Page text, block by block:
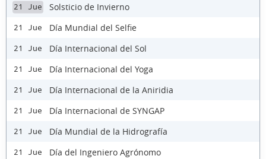
21 Jue Solsticio de Invierno
21 Jue Día Mundial del Selfie
21 Jue Día Internacional del Sol
21 Jue Día Internacional del Yoga
21 Jue Día Internacional de la Aniridia
21 Jue Día Internacional de SYNGAP
21 Jue Día Mundial de la Hidrografía
21 Jue Día del Ingeniero Agrónomo